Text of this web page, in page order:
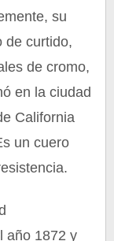
su
de curtido,
de cromo,
en la ciudad
California
un cuero
año 1872 y